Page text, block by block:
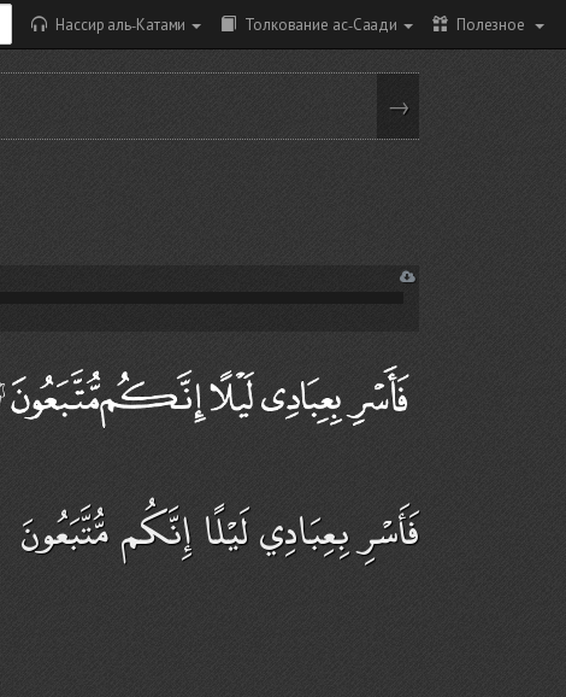
Нассир аль-Катами Толкование ас-Саади Полезное
→
فَأَسْرِ بِعِبَادِي لَيْلًا إِنَّكُم مُّتَّبَعُونَ